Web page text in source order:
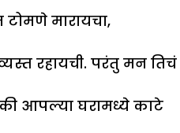
टोमणे मारायचा,
रहायची. परंतु मन तिचं
की आपल्या घरामध्ये काटे